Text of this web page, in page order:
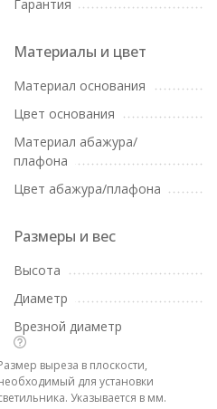
Гарантия
Материалы и цвет
Материал основания
Цвет основания
Материал абажура/
плафона
Цвет абажура/плафона
Размеры и вес
Высота
Диаметр
Врезной диаметр
выреза в плоскости,
для установки
Указывается в мм.